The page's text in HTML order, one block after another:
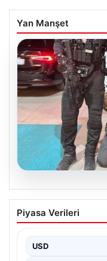
Yan Manşet
05.08.2026
FETÖ’nün
Yıldızın
15 Temmuz 2016
Piyasa Verileri
USD